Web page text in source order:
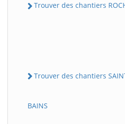
Trouver des chantiers
Trouver des chantiers
BAINS